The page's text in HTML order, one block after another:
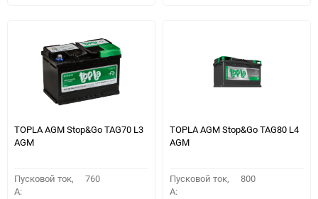
TOPLA AGM Stop&Go TAG70 L3
AGM
Пусковой ток,
A:
760
TOPLA AGM Stop&Go TAG80 L4
AGM
Пусковой ток,
A:
800